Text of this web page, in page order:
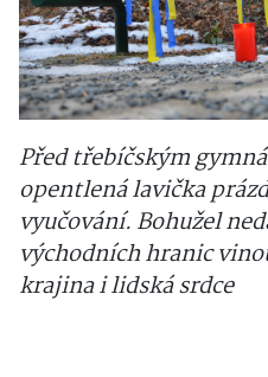
Před třebíčským
opentlená lavička
vyučování. Bohužel
východních hranic
krajina i lidská srdce